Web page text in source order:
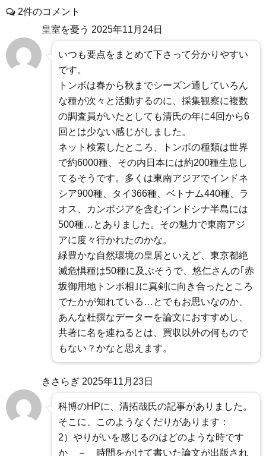
2件のコメント
皇室を憂う 2025年11月24日
いつも要点をまとめて下さって分かりやすい
です。
トンボは春から秋までシーズン通していろん
な種が次々と活動するのに、採集観察に複数
の調査員がいたとしても清氏の年に4回から6
回とは少ない感じがしました。
ネット検索したところ、トンボの種類は世界
で約6000種、その内日本には約200種生息し
てるそうです。多くは東南アジアでインドネ
シア900種、タイ366種、ベトナム440種、ラ
オス、カンボジアを含むインドシナ半島には
500種…とありました。その魅力で東南アジ
アに度々行かれたのかな。
緑豊かな自然環境の皇居といえど、東京都絶
滅危惧種は50種に及ぶそうで、悠仁さんの｢赤
坂御用地トンボ相｣に真剣に向き合ったところ
でたかが知れている…とでもお思いなのか、
あんな杜撰なデーターを論文におすすめし、
共著に名を連ねるとは、買収以外の何もので
もない？かなと思えます。
きさらぎ 2025年11月23日
科博のHPに、清拓哉氏の記事がありました。
そこに、このようなくだりがあります：
2）やりがいを感じるのはどのような時です
か － 時間をかけて書いた論文が出版され